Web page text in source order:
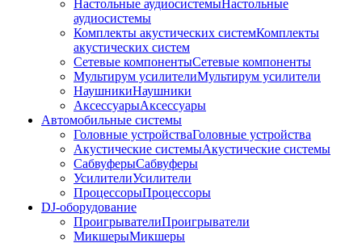
Настольные аудиосистемыНастольные
аудиосистемы
Комплекты акустических системКомплекты
акустических систем
Сетевые компонентыСетевые компоненты
Мультирум усилителиМультирум усилители
НаушникиНаушники
АксессуарыАксессуары
Автомобильные системы
Головные устройстваГоловные устройства
Акустические системыАкустические системы
СабвуферыСабвуферы
УсилителиУсилители
ПроцессорыПроцессоры
DJ-оборудование
ПроигрывателиПроигрыватели
МикшерыМикшеры